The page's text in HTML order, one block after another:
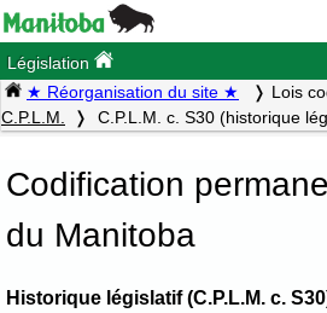
Législation
★ Réorganisation du site ★ Lois
C.P.L.M.
C.P.L.M. c. S30 (historique
Codification
du Manitoba
Historique législatif (C.P.L.M. c.